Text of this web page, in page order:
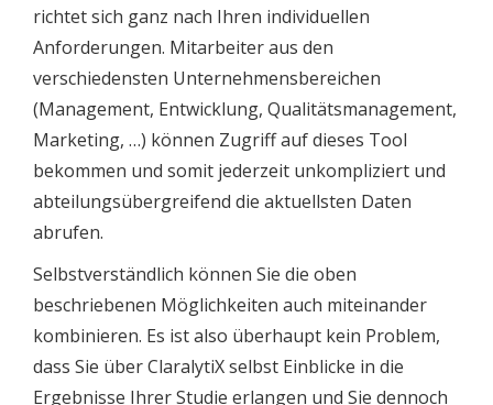
richtet sich ganz nach Ihren individuellen
Anforderungen. Mitarbeiter aus den
verschiedensten Unternehmensbereichen
(Management, Entwicklung, Qualitätsmanagement,
Marketing, …) können Zugriff auf dieses Tool
bekommen und somit jederzeit unkompliziert und
abteilungsübergreifend die aktuellsten Daten
abrufen.
Selbstverständlich können Sie die oben
beschriebenen Möglichkeiten auch miteinander
kombinieren. Es ist also überhaupt kein Problem,
dass Sie über ClaralytiX selbst Einblicke in die
Ergebnisse Ihrer Studie erlangen und Sie dennoch